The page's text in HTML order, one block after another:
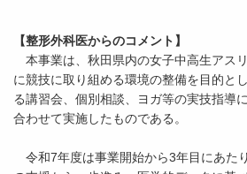
【整形外科医からのコメント】
本事業は、秋田県内の女子中高生アス
に競技に取り組める環境の整備を目的と
る講習会、個別相談、ヨガ等の実技指導
合わせて実施したものである。
令和7年度は事業開始から3年目にあた